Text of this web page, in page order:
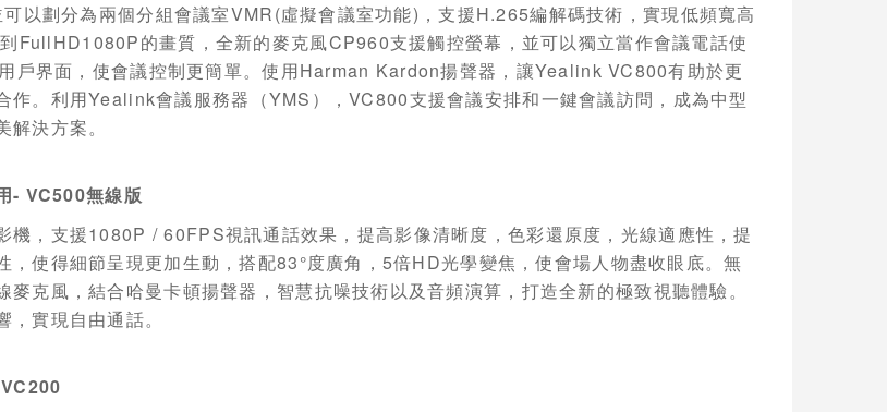
可以劃分為兩個分組會議室VMR(虛擬會議室功能) ，支援H.265編解碼技術，實現低頻寬高
FullHD1080P的畫質，全新的麥克風CP960支援觸控螢幕，並可以獨立當作會議電話使
戶界面，使會議控制更簡單。使用Harman Kardon揚聲器，讓Yealink VC800有助於更
作。利用Yealink會議服務器（YMS ），VC800支援會議安排和一鍵會議訪問，成為中型
決方案。
- VC500無線版
機，支援1080P / 60FPS視訊通話效果，提高影像清晰度，色彩還原度，光線適應性，提
，使得細節呈現更加生動，搭配83°度廣角， 5倍HD光學變焦，使會場人物盡收眼底。無
麥克風，結合哈曼卡頓揚聲器，智慧抗噪技術以及音頻演算，打造全新的極致視聽體驗。
實現自由通話。